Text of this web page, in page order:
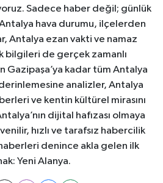
Sadece haber değil; günlük
Antalya hava durumu, ilçelerden
Antalya ezan vakti ve namaz
bilgileri de gerçek zamanlı
Gazipaşa’ya kadar tüm Antalya
analizler, Antalya
ve kentin kültürel mirasını
dijital hafızası olmaya
hızlı ve tarafsız habercilik
haberleri denince akla gelen ilk
Yeni Alanya.